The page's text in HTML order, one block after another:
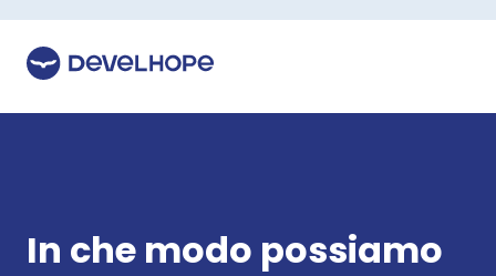
In che modo possiamo